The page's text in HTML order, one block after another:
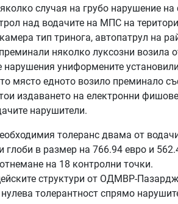
случая на грубо нарушение
над водачите на МПС на
тип тринога, автопатрул на
няколко луксозни возила
нарушения униформените
място едното возило преминало
издаването на електронни
нарушители.
толеранс двама от
глоби в размер на 766.94 евро и
на 18 контролни точки.
структури от ОДМВР-
толерантност спрямо